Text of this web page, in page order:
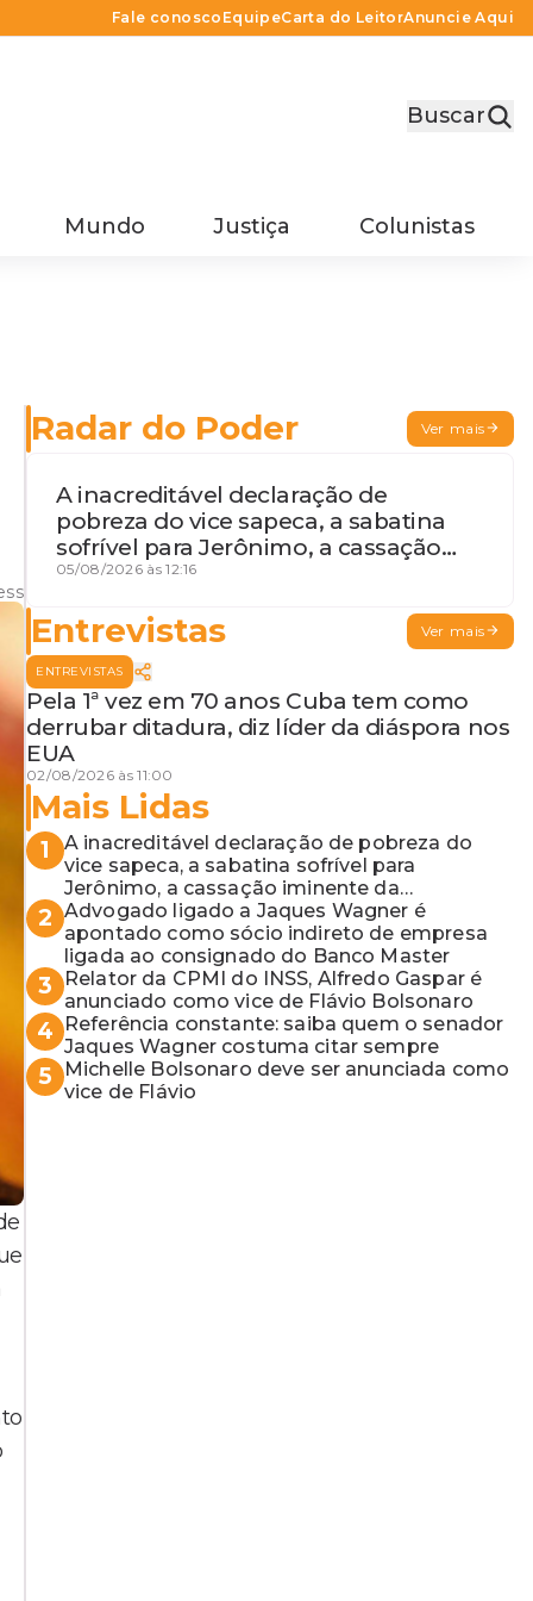
Fale conosco EquipeCarta do LeitorAnuncie Aqui
Buscar
Mundo Justiça Colunistas
Radar do Poder Ver mais
A inacreditável declaração de
pobreza do vice sapeca, a sabatina
sofrível para Jerônimo, a cassação
iminente da desembargadora e a
05/08/2026 às 12:16
Entrevistas Ver mais
ENTREVISTAS
Pela 1ª vez em 70 anos Cuba tem como
derrubar ditadura, diz líder da diáspora nos
EUA
02/08/2026 às 11:00
Mais Lidas
1
A inacreditável declaração de pobreza do
vice sapeca, a sabatina sofrível para
Jerônimo, a cassação iminente da
desembargadora e a vaga do Quinto para o
MP baiano
2 Advogado ligado a Jaques Wagner é
apontado como sócio indireto de empresa
ligada ao consignado do Banco Master
3
Relator da CPMI do INSS, Alfredo Gaspar é
anunciado como vice de Flávio Bolsonaro
4
Referência constante: saiba quem o senador
Jaques Wagner costuma citar sempre
5
Michelle Bolsonaro deve ser anunciada como
vice de Flávio